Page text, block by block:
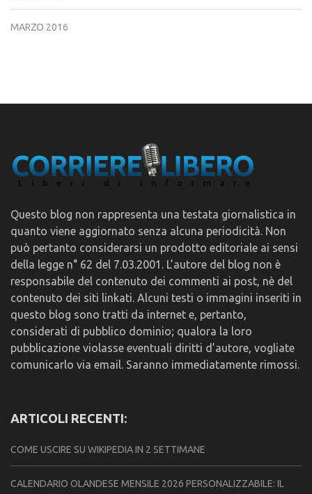
MARZO 2016
Questo blog non rappresenta una testata giornalistica in
quanto viene aggiornato senza alcuna periodicità. Non
può pertanto considerarsi un prodotto editoriale ai sensi
della legge n° 62 del 7.03.2001. L’autore del blog non è
responsabile del contenuto dei commenti ai post, nè del
contenuto dei siti linkati. Alcuni testi o immagini inseriti in
questo blog sono tratti da internet e, pertanto,
considerati di pubblico dominio; qualora la loro
pubblicazione violasse eventuali diritti d’autore, vogliate
comunicarlo via email. Saranno immediatamente rimossi.
ARTICOLI RECENTI:
COME USCIRE SU WIKIPEDIA IN 2 SETTIMANE
CALENDARIO OLANDESE MENSILE 2026 PERSONALIZZABILE: IL